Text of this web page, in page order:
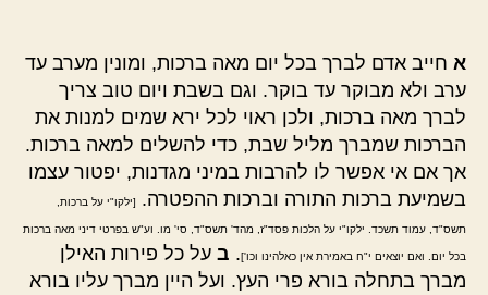
א חייב אדם לברך בכל יום מאה ברכות, ומונין מערב עד
ערב ולא מבוקר עד בוקר. וגם בשבת ויום טוב צריך
לברך מאה ברכות, ולכן ראוי לכל ירא שמים למנות את
הברכות שמברך מליל שבת, כדי להשלים למאה ברכות.
אך אם אי אפשר לו להרבות במיני מגדנות, יפטור עצמו
בשמיעת ברכות התורה וברכות ההפטרה.
[ילקו"י על ברכות,
תשס"ד, עמוד תשכד. ילקו"י על הלכות פסד"ז, מהד' תשס"ד, סי' מו. וע"ש בפרטי דיני מאה ברכות
בכל יום. ואם יוצאים י"ח באמירת אין כאלהינו וכו']. ב על כל פירות האילן
מברך בתחלה בורא פרי העץ. ועל היין מברך עליו בורא